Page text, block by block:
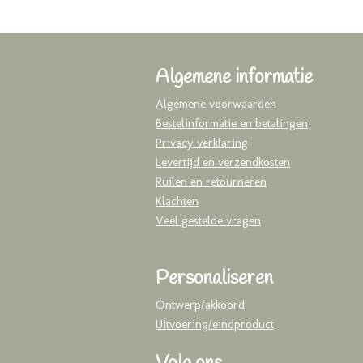
Algemene informatie
Algemene voorwaarden
Bestelinformatie en betalingen
Privacy verklaring
Levertijd en verzendkosten
Ruilen en retourneren
Klachten
Veel gestelde vragen
Personaliseren
Ontwerp/akkoord
Uitvoering/eindproduct